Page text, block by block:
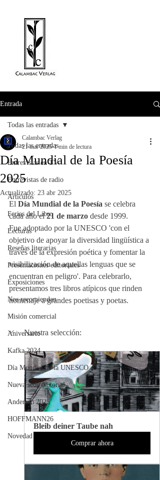
Entrada
Todas las entradas
Entrevistas en TV
Entrevistas de radio
Artículos
Ferias del Libro
Lecturas
Reseñas literarias
Presentaciones editoriales
Exposiciones
Nos recomiendan
Misión comercial
Aniversario
Kafka 2024
Día Mundial de la UNESCO
Nueva sede editorial
Andersen 2025
HOFFMANN26
Novedad
Todas las entradas
Día Mundial de la Poesía
2025
Calambac Verlag
21 mar 2025 1 min de lectura
Actualizado: 23 abr 2025
El Día Mundial de la Poesía se celebra
cada año el 21 de marzo desde 1999.
Fue adoptado por la UNESCO 'con el
objetivo de apoyar la diversidad lingüística a
través de la expresión poética y fomentar la
visibilización de aquellas lenguas que se
encuentran en peligro'. Para celebrarlo,
presentamos tres libros atípicos que rinden
homenaje a grandes poetisas y poetas.
Nuestra selección:
Bleib deiner Taube nah
Comprar ahora